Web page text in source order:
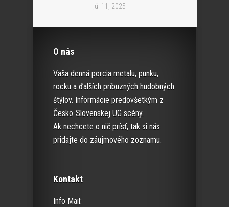
júl 11, 2025
O nás
Vaša denná porcia metalu, punku,
rocku a ďalších príbuzných hudobných
štýlov. Informácie predovšetkým z
Česko-Slovenskej UG scény.
Ak nechcete o nič prísť, tak si nás
pridajte do záujmového zoznamu.
Kontakt
Info Mail: